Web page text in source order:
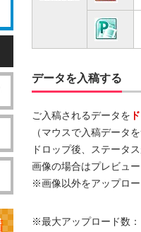
データを入稿する
ご入稿されるデータを
（マウスで入稿データ
ドロップ後、ステータ
画像の場合はプレビュ
※画像以外をアップロ
※最大アップロード数